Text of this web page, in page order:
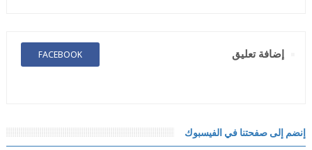
إضافة تعليق FACEBOOK
إنضم إلى صفحتنا في الفيسبوك